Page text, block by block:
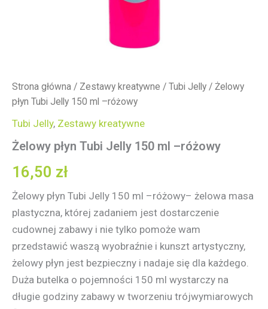
Strona główna / Zestawy kreatywne / Tubi Jelly / Żelowy
płyn Tubi Jelly 150 ml –różowy
Tubi Jelly, Zestawy kreatywne
Żelowy płyn Tubi Jelly 150 ml –różowy
16,50 zł
Żelowy płyn Tubi Jelly 150 ml –różowy– żelowa masa
plastyczna, której zadaniem jest dostarczenie
cudownej zabawy i nie tylko pomoże wam
przedstawić waszą wyobraźnie i kunszt artystyczny,
żelowy płyn jest bezpieczny i nadaje się dla każdego.
Duża butelka o pojemności 150 ml wystarczy na
długie godziny zabawy w tworzeniu trójwymiarowych